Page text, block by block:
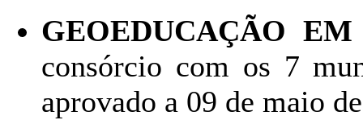
GEOEDUCAÇÃO
consórcio com os 7
aprovado a 09 de maio